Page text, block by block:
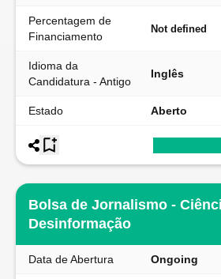
Percentagem de
Financiamento
Not defined
Idioma da
Candidatura - Antigo
Inglês
Estado Aberto
Bolsa de Jornalismo -
Desinformação
Data de Abertura Ongoing